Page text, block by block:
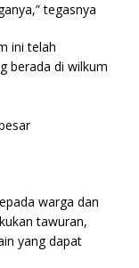
tegasnya
ini telah
berada di wilkum
warga dan
tawuran,
yang dapat